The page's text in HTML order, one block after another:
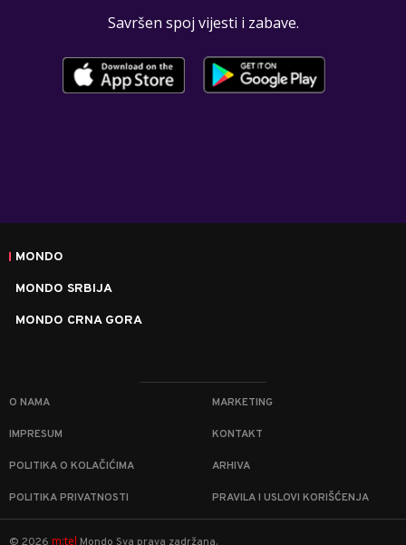
Savršen spoj vijesti i zabave.
MONDO
MONDO SRBIJA
MONDO CRNA GORA
O NAMA MARKETING
IMPRESUM KONTAKT
POLITIKA O KOLAČIĆIMA ARHIVA
POLITIKA PRIVATNOSTI PRAVILA I USLOVI KORIŠĆENJA
m:tel